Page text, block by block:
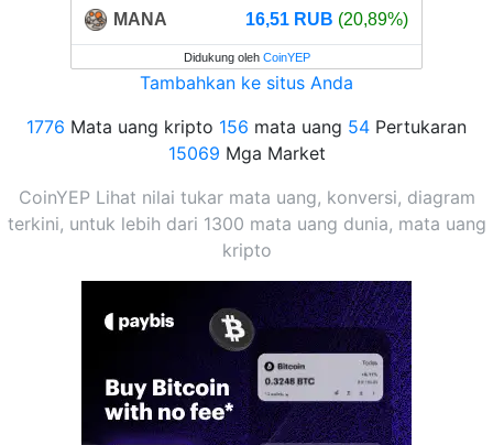
MANA 16,51 RUB (20,89%)
Didukung oleh CoinYEP
Tambahkan ke situs Anda
1776 Mata uang kripto 156 mata uang 54 Pertukaran
15069 Mga Market
CoinYEP Lihat nilai tukar mata uang, konversi, diagram
terkini, untuk lebih dari 1300 mata uang dunia, mata uang
kripto